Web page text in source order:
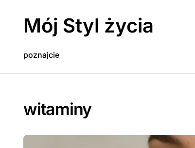
Mój Styl życia
poznajcie
witaminy